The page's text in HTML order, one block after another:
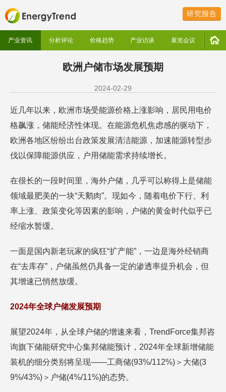
研究报告
产业资讯 分析评论 价格趋势 产业访谈 展览会议
欧洲​户储市场发展预期
2024-02-29
近几年以来，欧洲市场受能源价格上涨影响，居民用电价
格飙涨，储能经济性体现。在能源危机焦虑感的驱动下，
欧洲各地区纷纷出台政策发展清洁能源，加速能源转型步
伐以保障能源供应，户用储能需求持续增长。
在很长的一段时间里，海外户储，几乎可以称得上是储能
领域最肥美的一块“天鹅肉”。现如今，随着电价下行、利
率上涨、政策变化等因素的影响，户储的黄金时代似乎已
经缩水暂缓。
一面是国内新老玩家的疯狂“扩产能”，一边是海外经销商
在“去库存”，户储虽然仍具备一定的渗透率提升机会，但
其增速已悄然放缓。
2024年全球户储发展预期
展望2024年，从全球户储的增速来看，TrendForce集邦咨
询旗下储能研究中心集邦储能预计，2024年全球新增储能
装机的细分类别将呈现——工商储(93%/112%)＞大储(3
9%/43%)＞户储(4%/11%)的态势。